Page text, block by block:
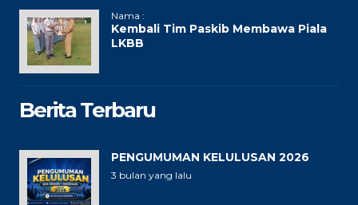
Nama :
Kembali Tim Paskib Membawa Piala
LKBB
Berita Terbaru
PENGUMUMAN KELULUSAN 2026
3 bulan yang lalu